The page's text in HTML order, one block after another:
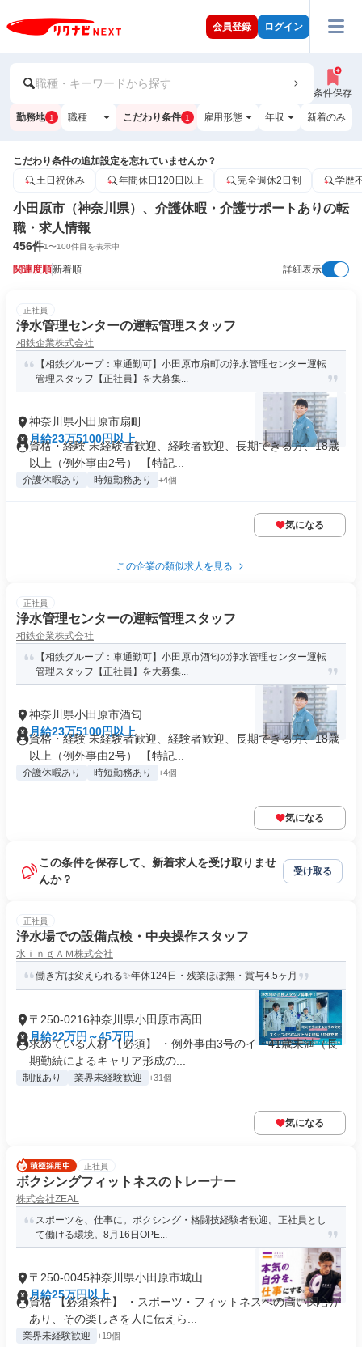
会員登録 ログイン
職種・キーワードから探す
条件保存
勤務地 1 職種 こだわり条件 1 雇用形態 年収 新着のみ
こだわり条件の追加設定を忘れていませんか？
土日祝休み
年間休日120日以上 完全週休2日制 学歴
小田原市（神奈川県）、介護休暇・介護サポートありの転
職・求人情報
456件1〜100件目を表示中
関連度順新着順 詳細表示
正社員
浄水管理センターの運転管理スタッフ
相鉄企業株式会社
【相鉄グループ：車通勤可】小田原市扇町の浄水管理センター運転
管理スタッフ【正社員】を大募集...
神奈川県小田原市扇町
月給23万5100円以上
資格・経験 未経験者歓迎、経験者歓迎、長期できる方、18歳
以上（例外事由2号） 【特記...
介護休暇あり 時短勤務あり +4個
気になる
この企業の類似求人を見る
正社員
浄水管理センターの運転管理スタッフ
相鉄企業株式会社
【相鉄グループ：車通勤可】小田原市酒匂の浄水管理センター運転
管理スタッフ【正社員】を大募集...
神奈川県小田原市酒匂
月給23万5100円以上
資格・経験 未経験者歓迎、経験者歓迎、長期できる方、18歳
以上（例外事由2号） 【特記...
介護休暇あり 時短勤務あり +4個
気になる
この条件を保存して、新着求人を受け取りませ
んか？
受け取る
正社員
浄水場での設備点検・中央操作スタッフ
水ｉｎｇＡＭ株式会社
働き方は変えられる✨年休124日・残業ほぼ無・賞与4.5ヶ月
〒250-0216神奈川県小田原市高田
月給22万円～45万円
求めている人材 【必須】 ・例外事由3号のイ・41歳未満（長
期勤続によるキャリア形成の...
制服あり 業界未経験歓迎 +31個
気になる
正社員
ボクシングフィットネスのトレーナー
株式会社ZEAL
スポーツを、仕事に。ボクシング・格闘技経験者歓迎。正社員とし
て働ける環境。8月16日OPE...
〒250-0045神奈川県小田原市城山
月給25万円以上
資格 【必須条件】 ・スポーツ・フィットネスへの高い関心が
あり、その楽しさを人に伝えら...
業界未経験歓迎 +19個